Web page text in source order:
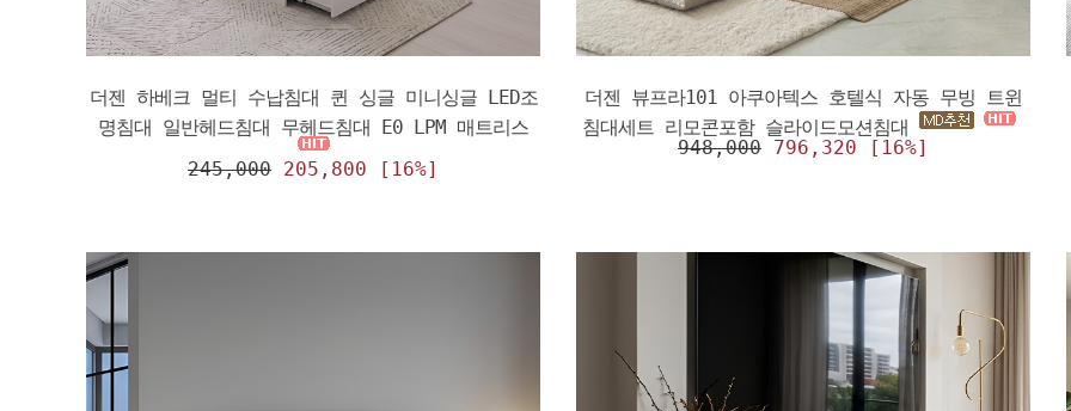
더젠 하베크 멀티 수납침대 퀸 싱글 미니싱글 LED조
명침대 일반헤드침대 무헤드침대 E0 LPM 매트리스
245,000 205,800 [16%]
더젠 뷰프라101 아쿠아텍스 호텔식 자동 무빙 트윈
침대세트 리모콘포함 슬라이드모션침대
948,000 796,320 [16%]